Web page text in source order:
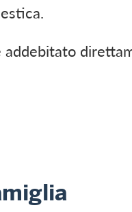
addebitato